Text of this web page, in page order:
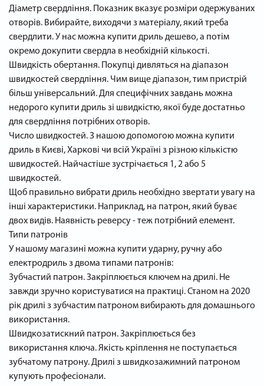
Діаметр свердління. Показник вказує розміри одержуваних
отворів. Вибирайте, виходячи з матеріалу, який треба
свердлити. У нас можна купити дриль дешево, а потім
окремо докупити свердла в необхідній кількості.
Швидкість обертання. Покупці дивляться на діапазон
швидкостей свердління. Чим вище діапазон, тим пристрій
більш універсальний. Для специфічних завдань можна
недорого купити дриль зі швидкістю, якої буде достатньо
для свердління потрібних отворів.
Число швидкостей. З нашою допомогою можна купити
дриль в Києві, Харкові чи всій Україні з різною кількістю
швидкостей. Найчастіше зустрічається 1, 2 або 5
швидкостей.
Щоб правильно вибрати дриль необхідно звертати увагу на
інші характеристики. Наприклад, на патрон, який буває
двох видів. Наявність реверсу - теж потрібний елемент.
Типи патронів
У нашому магазині можна купити ударну, ручну або
електродриль з двома типами патронів:
Зубчастий патрон. Закріплюється ключем на дрилі. Не
завжди зручно користуватися на практиці. Станом на 2020
рік дрилі з зубчастим патроном вибирають для домашнього
використання.
Швидкозатискний патрон. Закріплюється без
використання ключа. Якість кріплення не поступається
зубчатому патрону. Дрилі з швидкозажимний патроном
купують професіонали.